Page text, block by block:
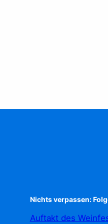
Nichts verpassen:
Auftakt des